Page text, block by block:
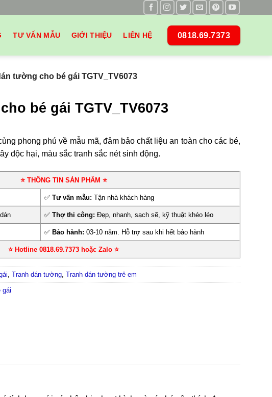
TƯ VẤN MẪU GIỚI THIỆU LIÊN HỆ 0818.69.7373
tường cho bé gái TGTV_TV6073
bé gái TGTV_TV6073
phong phú về mẫu mã, đảm bảo chất liệu an toàn cho các bé,
độc hại, màu sắc tranh sắc nét sinh động.
⭐ THÔNG TIN SẢN PHẨM ⭐
✅Tư vấn mẫu: Tận nhà khách hàng
✅Thợ thi công: Đẹp, nhanh, sạch sẽ, kỹ thuật khéo léo
✅ Bảo hành: 03-10 năm. Hỗ trợ sau khi hết bảo hành
⭐ Hotline 0818.69.7373 hoặc Zalo ⭐
Tranh dán tường, Tranh dán tường trẻ em
gái